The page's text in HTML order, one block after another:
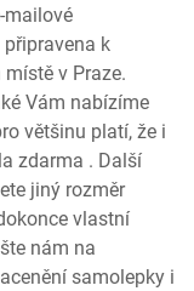
mailové
k
v Praze.
Vám nabízíme
většinu platí, že i
zdarma . Další
jiný rozměr
vlastní
nám na
samolepky i